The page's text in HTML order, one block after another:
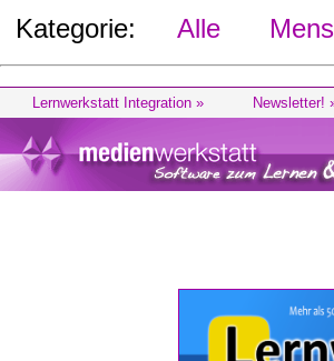
Kategorie: Alle
Lernwerkstatt Integration » Newsletter!